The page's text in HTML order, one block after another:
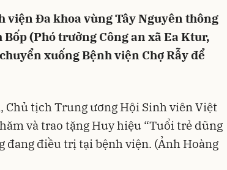
viện Đa khoa vùng Tây Nguyên thông
(Phó trưởng Công an xã Ea Ktur,
xuống Bệnh viện Chợ Rẫy để